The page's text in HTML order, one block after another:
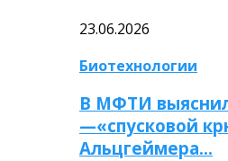
23.06.2026
Биотехнологии
В МФТИ
—«спусковой
Альцгеймера…